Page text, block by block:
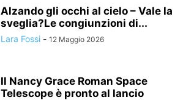
Alzando gli occhi al cielo – Vale la
sveglia?Le congiunzioni di...
Lara Fossi - 12 Maggio 2026
Il Nancy Grace Roman Space
Telescope è pronto al lancio